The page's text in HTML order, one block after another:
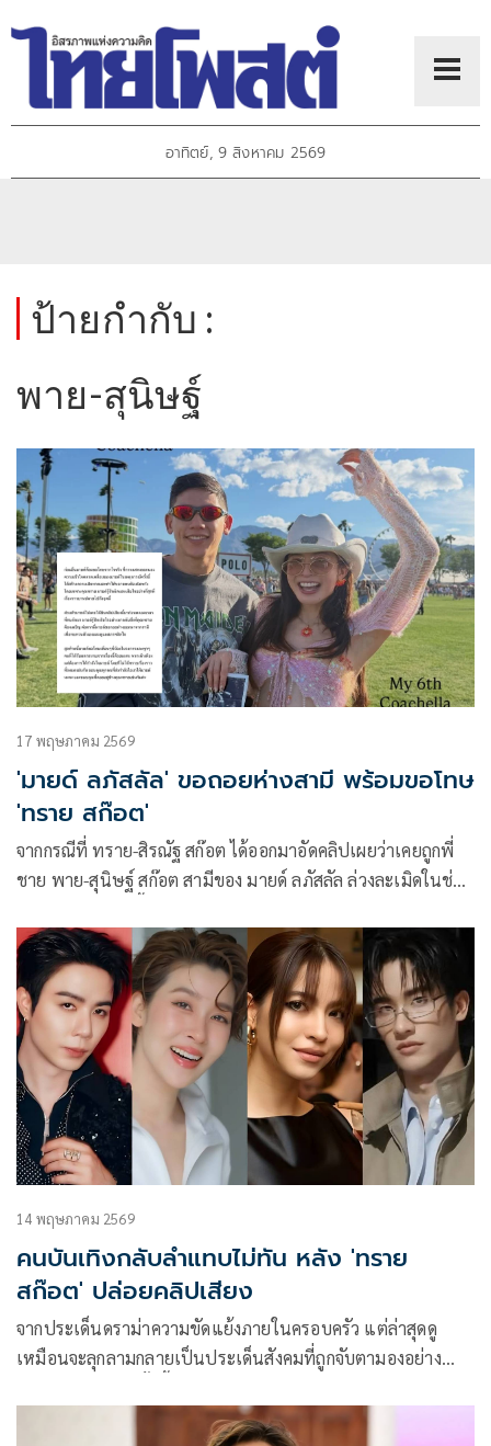
อาทิตย์, 9 สิงหาคม 2569
ป้ายกำกับ :
พาย-สุนิษฐ์
17 พฤษภาคม 2569
'มายด์ ลภัสลัล' ขอถอยห่างสามี พร้อมขอโทษ
'ทราย สก๊อต'
จากกรณีที่ ทราย-สิรณัฐ สก๊อต ได้ออกมาอัดคลิปเผยว่าเคยถูกพี่
ชาย พาย-สุนิษฐ์ สก๊อต สามีของ มายด์ ลภัสลัล ล่วงละเมิดในช่วง
ตายกให้คืน
14 พฤษภาคม 2569
คนบันเทิงกลับลำแทบไม่ทัน หลัง 'ทราย
สก๊อต' ปล่อยคลิปเสียง
จากประเด็นดราม่าความขัดแย้งภายในครอบครัว แต่ล่าสุดดู
เหมือนจะลุกลามกลายเป็นประเด็นสังคมที่ถูกจับตามองอย่าง
คลิปเปิดใจว่าถูกพี่ชายแท้ๆ ล่วงละเมิดทางเพศตั้งแต่เด็ก แถม